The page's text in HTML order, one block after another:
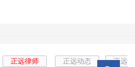
正远律师 正远动态 正远